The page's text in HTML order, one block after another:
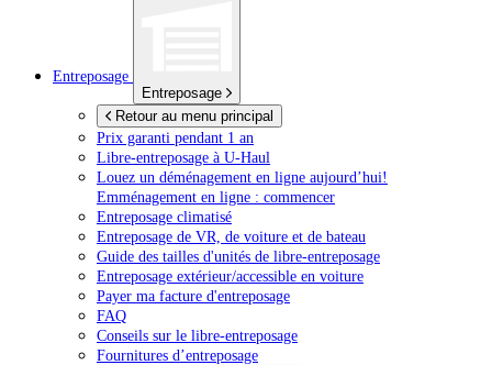
Entreposage
Entreposage
Retour au menu principal
Prix garanti pendant 1 an
Libre-entreposage à U-Haul
Louez un déménagement en ligne aujourd’hui!
Emménagement en ligne : commencer
Entreposage climatisé
Entreposage de VR, de voiture et de bateau
Guide des tailles d'unités de libre-entreposage
Entreposage extérieur/accessible en voiture
Payer ma facture d'entreposage
FAQ
Conseils sur le libre-entreposage
Fournitures d’entreposage